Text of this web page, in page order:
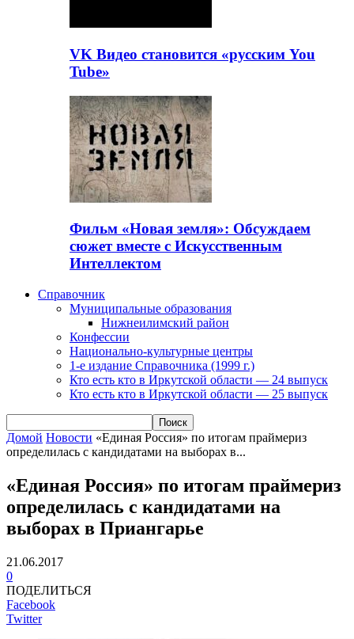
VK Видео становится «русским You
Tube»
Фильм «Новая земля»: Обсуждаем
сюжет вместе с Искусственным
Интеллектом
Справочник
Муниципальные образования
Нижнеилимский район
Конфессии
Национально-культурные центры
1-е издание Справочника (1999 г.)
Кто есть кто в Иркутской области — 24 выпуск
Кто есть кто в Иркутской области — 25 выпуск
Домой Новости «Единая Россия» по итогам праймериз
определилась с кандидатами на выборах в...
«Единая Россия» по итогам праймериз
определилась с кандидатами на
выборах в Приангарье
21.06.2017
0
ПОДЕЛИТЬСЯ
Facebook
Twitter